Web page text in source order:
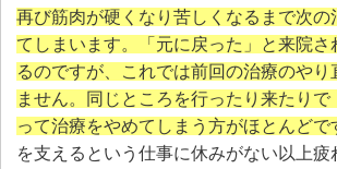
再び筋肉が硬くなり苦しくなるまで次の
てしまいます。「元に戻った」と来院さ
るのですが、これでは前回の治療のや
ません。同じところを行ったり来たりで
って治療をやめてしまう方がほとんどで
を支えるという仕事に休みがない以上疲